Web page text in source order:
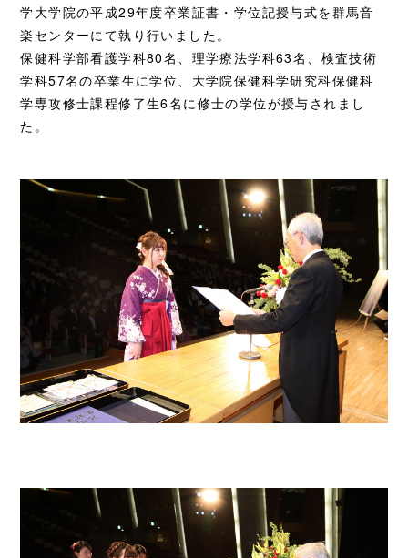
学大学院の平成29年度卒業証書・学位記授与式を群馬音
楽センターにて執り行いました。
保健科学部看護学科80名、理学療法学科63名、検査技術
学科57名の卒業生に学位、大学院保健科学研究科保健科
学専攻修士課程修了生6名に修士の学位が授与されまし
た。